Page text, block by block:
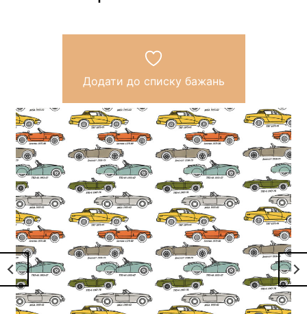
Додати до списку бажань